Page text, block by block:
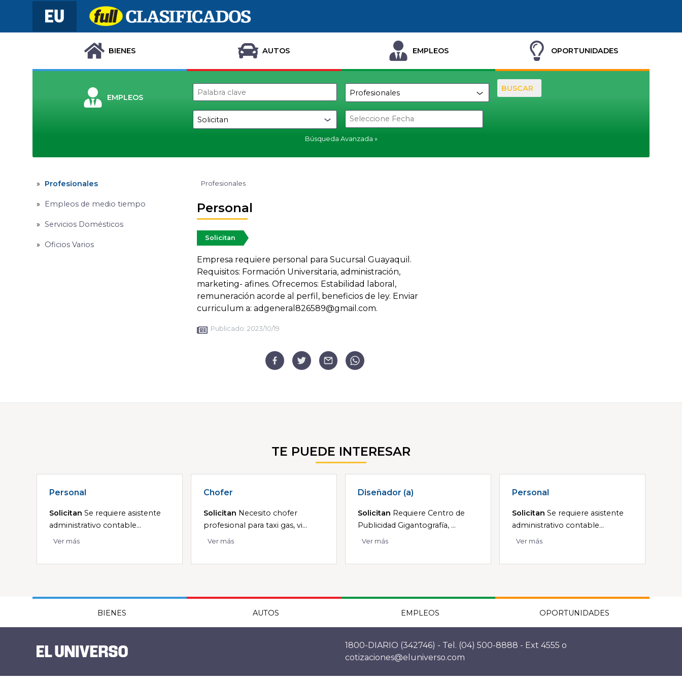
BIENES AUTOS EMPLEOS OPORTUNIDADES
EMPLEOS
Búsqueda Avanzada
BUSCAR
Profesionales
Empleos de medio tiempo
Servicios Domésticos
Oficios Varios
Profesionales
Personal
Solicitan
Empresa requiere personal para Sucursal Guayaquil.
Requisitos: Formación Universitaria, administración,
marketing- afines. Ofrecemos: Estabilidad laboral,
remuneración acorde al perfil, beneficios de ley. Enviar
curriculum a: adgeneral826589@gmail.com.
Publicado: 2023/10/19
TE PUEDE INTERESAR
Personal
Solicitan Se requiere asistente
administrativo contable...
Ver más
Chofer
Solicitan Necesito chofer
profesional para taxi gas, vi...
Ver más
Diseñador (a)
Solicitan Requiere Centro de
Publicidad Gigantografía, ...
Ver más
Personal
Solicitan Se requiere asistente
administrativo contable...
Ver más
BIENES AUTOS EMPLEOS OPORTUNIDADES
1800-DIARIO (342746) - Tel. (04) 500-8888 - Ext 4555 o
cotizaciones@eluniverso.com